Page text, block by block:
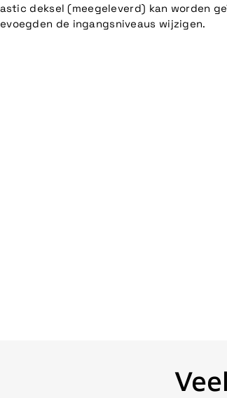
deksel (meegeleverd) kan worden
de ingangsniveaus wijzigen.